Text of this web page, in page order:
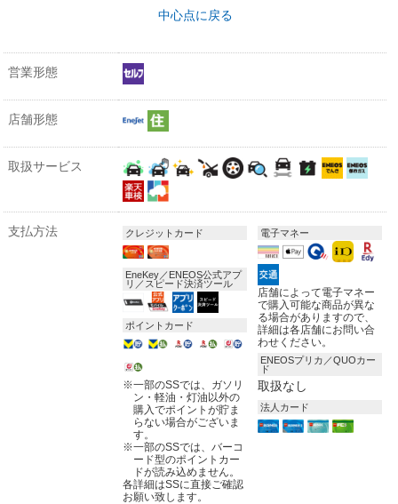
中心点に戻る
営業形態
店舗形態
取扱サービス
支払方法 クレジットカード
EneKey／ENEOS公式アプ
リ／スピード決済ツール
ポイントカード
※一部のSSでは、ガソリ
ン・軽油・灯油以外の
購入でポイントが貯ま
らない場合がございま
す。
※一部のSSでは、バーコ
ード型のポイントカー
ドが読み込めません。
各詳細はSSに直接ご確認
お願い致します。
電子マネー
店舗によって電子マネー
で購入可能な商品が異な
る場合がありますので、
詳細は各店舗にお問い合
わせください。
ENEOSプリカ／QUOカー
ド
取扱なし
法人カード